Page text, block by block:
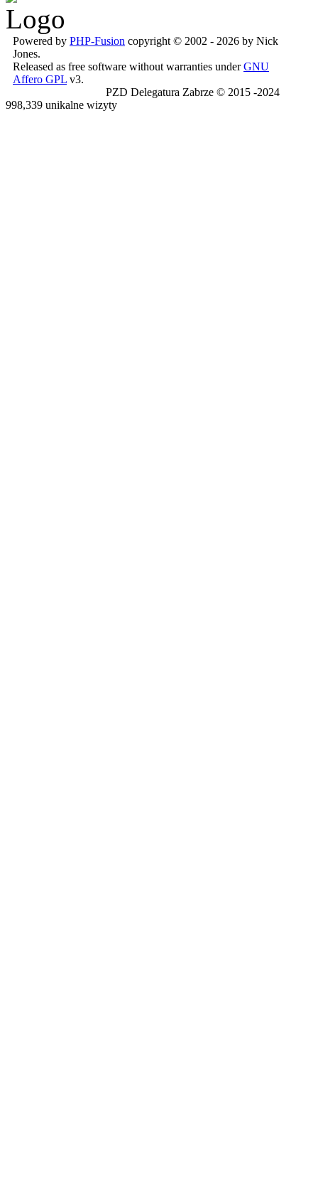
Powered by PHP-Fusion copyright © 2002 - 2026 by Nick
Jones.
Released as free software without warranties underGNU
Affero GPL v3.
PZD Delegatura Zabrze © 2015 -2024
998,339 unikalne wizyty